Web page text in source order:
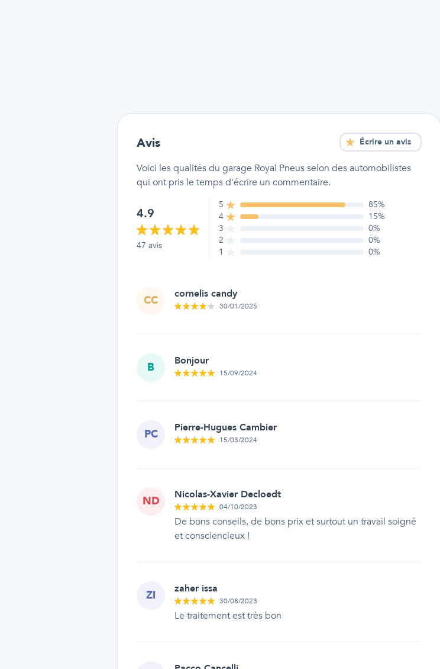
Avis Écrire un avis
Voici les qualitésdu garage Royal Pneusselon des automobilistes
qui ont pris le temps d'écrire un commentaire.
4.9
47 avis
5 85%
4
15%
3
0%
2
0%
1
0%
CC cornelis candy
30/01/2025
B Bonjour
15/09/2024
PC Pierre-Hugues Cambier
15/03/2024
ND Nicolas-Xavier Decloedt
04/10/2023
De bons conseils, de bons prix et surtout un travail soigné
et consciencieux !
ZI zaher issa
30/08/2023
Le traitement est très bon